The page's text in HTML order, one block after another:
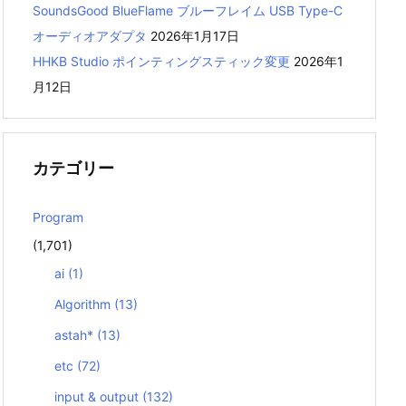
SoundsGood BlueFlame ブルーフレイム USB Type-C
オーディオアダプタ 2026年1月17日
HHKB Studio ポインティングスティック変更 2026年1
月12日
カテゴリー
Program
(1,701)
ai (1)
Algorithm (13)
astah* (13)
etc (72)
input & output (132)